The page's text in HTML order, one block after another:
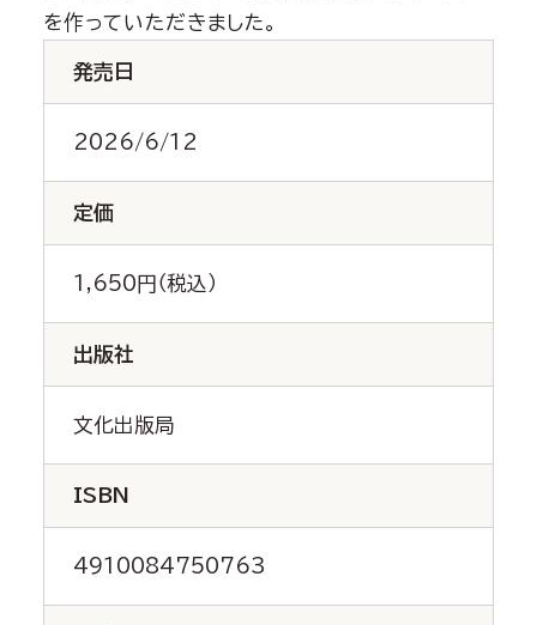
を作っていただきました。
発売日
2026/6/12
定価
1,650円（税込）
出版社
文化出版局
ISBN
4910084750763